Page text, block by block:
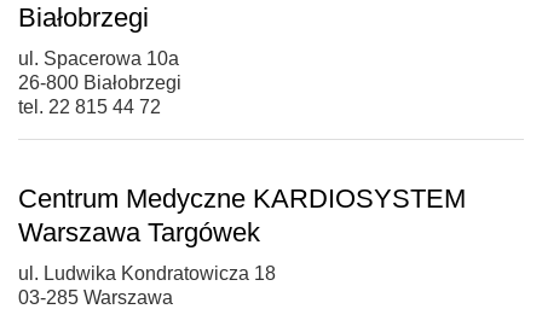
Białobrzegi
ul. Spacerowa 10a
26-800 Białobrzegi
tel. 22 815 44 72
Centrum Medyczne KARDIOSYSTEM
Warszawa Targówek
ul. Ludwika Kondratowicza 18
03-285 Warszawa